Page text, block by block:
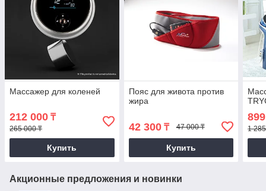
Массажер для коленей
212 000 ₸
265 000 ₸
Купить
Пояс для живота против
жира
42 300₸ 47 000 ₸
Купить
1
Акционные предложения и новинки